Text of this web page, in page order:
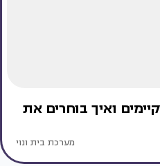
ואיך בוחרים את
מערכת בית ונוי